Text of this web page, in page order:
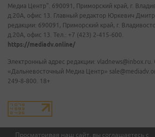
Просматривая наш сайт, вы соглашаетесь с
Медиа Центр". 690091, Приморский край, г.
д.20А, офис 13. Главный редактор Юркевич
редакции: 690091, Приморский край, г.
д.20А, офис 13. Тел.: +7 (423) 2-415-600.
https://mediadv.online/
Электронный адрес редакции:
«Дальневосточный Медиа Центр»
249-8-800. 18+